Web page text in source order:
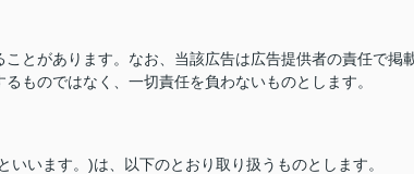
とがあります。なお、当該広告は広告提供者の責任で掲
ものではなく、一切責任を負わないものとします。
います。)は、以下のとおり取り扱うものとします。